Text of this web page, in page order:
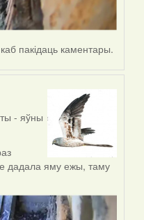
каб пакідаць каментары.
- яўны
дадала яму ежы, таму